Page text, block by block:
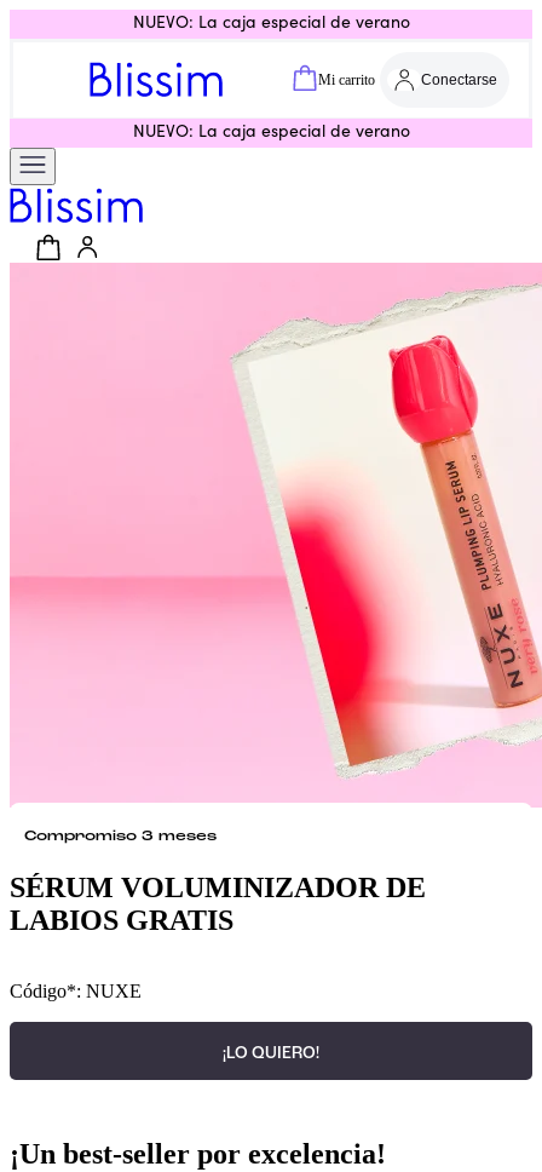
NUEVO: La caja especial de verano
Mi carrito Conectarse
NUEVO: La caja especial de verano
Compromiso 3 meses
SÉRUM VOLUMINIZADOR DE
LABIOS GRATIS
Código*: NUXE
¡LO QUIERO!
¡Un best-seller por excelencia!